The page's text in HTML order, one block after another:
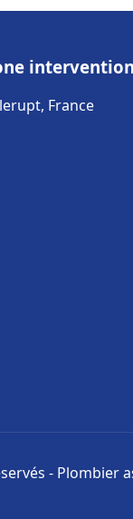
intervention
France
- Plombier